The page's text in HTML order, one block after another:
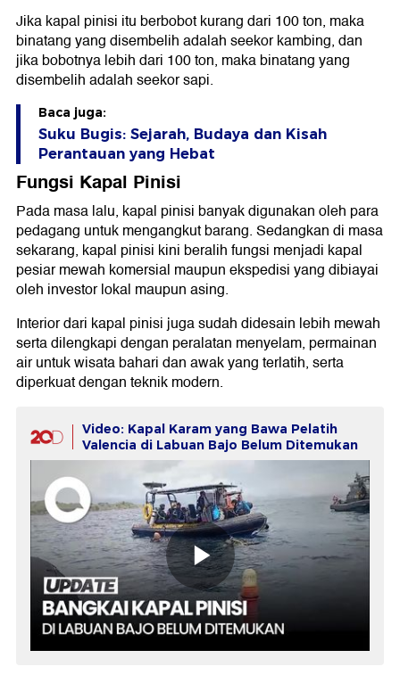
Jika kapal pinisi itu berbobot kurang dari 100 ton, maka
binatang yang disembelih adalah seekor kambing, dan
jika bobotnya lebih dari 100 ton, maka binatang yang
disembelih adalah seekor sapi.
Baca juga:
Suku Bugis: Sejarah, Budaya dan Kisah
Perantauan yang Hebat
Fungsi Kapal Pinisi
Pada masa lalu, kapal pinisi banyak digunakan oleh para
pedagang untuk mengangkut barang. Sedangkan di masa
sekarang, kapal pinisi kini beralih fungsi menjadi kapal
pesiar mewah komersial maupun ekspedisi yang dibiayai
oleh investor lokal maupun asing.
Interior dari kapal pinisi juga sudah didesain lebih mewah
serta dilengkapi dengan peralatan menyelam, permainan
air untuk wisata bahari dan awak yang terlatih, serta
diperkuat dengan teknik modern.
Video: Kapal Karam yang Bawa Pelatih
Valencia di Labuan Bajo Belum Ditemukan